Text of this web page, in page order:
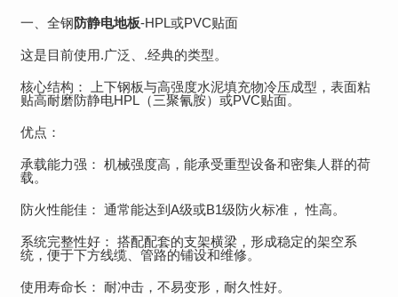
一、全钢防静电地板-HPL或PVC贴面
这是目前使用.广泛、.经典的类型。
核心结构： 上下钢板与高强度水泥填充物冷压成型，表面粘
贴高耐磨防静电HPL（三聚氰胺）或PVC贴面。
优点：
承载能力强： 机械强度高，能承受重型设备和密集人群的荷
载。
防火性能佳： 通常能达到A级或B1级防火标准， 性高。
系统完整性好： 搭配配套的支架横梁，形成稳定的架空系
统，便于下方线缆、管路的铺设和维修。
使用寿命长： 耐冲击，不易变形，耐久性好。